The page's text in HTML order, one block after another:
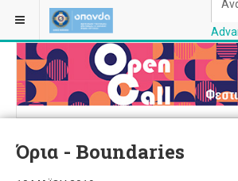
Όρια - Boundaries